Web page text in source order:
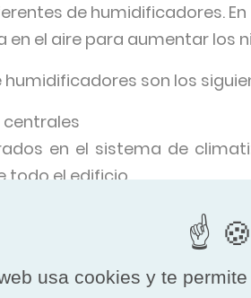
de humidificadores.
en el aire para aumentar los
son los
en el sistema de
todo el edificio.
ultrasónicas para
sobre las partículas
impacto en la salud
usa cookies y te